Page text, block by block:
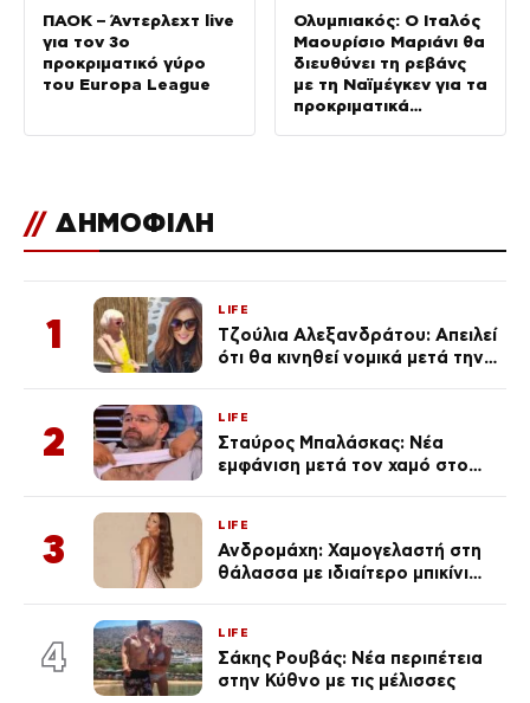
ΠΑΟΚ – Άντερλεχτ live
για τον 3ο
προκριματικό γύρο
του Europa League
Ολυμπιακός: Ο Ιταλός
Μαουρίσιο Μαριάνι θα
διευθύνει τη ρεβάνς
με τη Ναϊμέγκεν για τα
προκριματικά
// ΔΗΜΟΦΙΛΗ
1
LIFE
Τζούλια Αλεξανδράτου: Απειλεί
ότι θα κινηθεί νομικά μετά την
2
LIFE
Σταύρος Μπαλάσκας: Νέα
εμφάνιση μετά τον χαμό στο
3
LIFE
Ανδρομάχη: Χαμογελαστή στη
θάλασσα με ιδιαίτερο μπικίνι
4
LIFE
Σάκης Ρουβάς: Νέα περιπέτεια
στην Κύθνο με τις μέλισσες